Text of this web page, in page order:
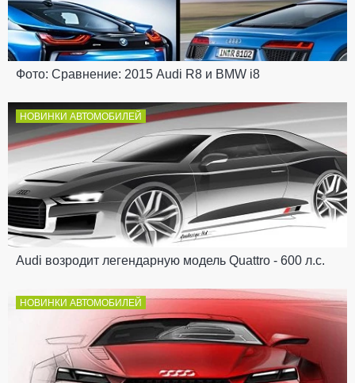
Фото: Сравнение: 2015 Audi R8 и BMW i8
НОВИНКИ АВТОМОБИЛЕЙ
Audi возродит легендарную модель Quattro - 600 л.с.
НОВИНКИ АВТОМОБИЛЕЙ